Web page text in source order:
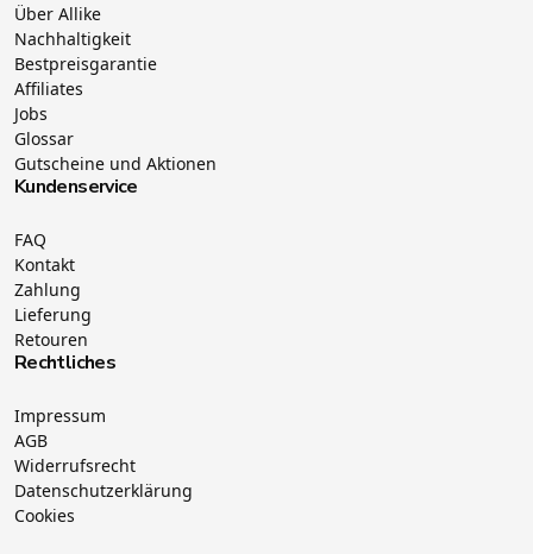
Über Allike
Nachhaltigkeit
Bestpreisgarantie
Affiliates
Jobs
Glossar
Gutscheine und Aktionen
Kundenservice
FAQ
Kontakt
Zahlung
Lieferung
Retouren
Rechtliches
Impressum
AGB
Widerrufsrecht
Datenschutzerklärung
Cookies